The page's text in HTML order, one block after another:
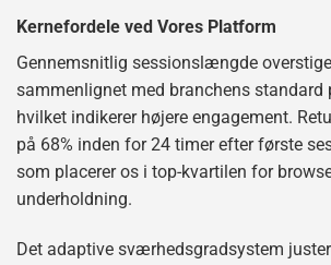
Kernefordele ved Vores Platform
Gennemsnitlig sessionslængde
sammenlignet med branchens standard
hvilket indikerer højere engagement.
på 68% inden for 24 timer efter første
som placerer os i top-kvartilen for
underholdning.
Det adaptive sværhedsgradsystem